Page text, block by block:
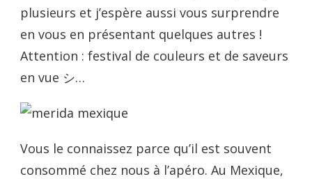
plusieurs et j’espère aussi vous surprendre
en vous en présentant quelques autres !
Attention : festival de couleurs et de saveurs
en vue シ…
Vous le connaissez parce qu’il est souvent
consommé chez nous à l’apéro. Au Mexique,